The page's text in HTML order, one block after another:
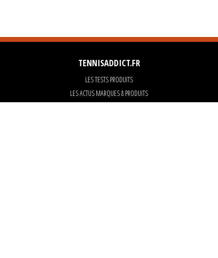
TENNISADDICT.FR
LES TESTS PRODUITS
LES ACTUS MARQUES & PRODUITS